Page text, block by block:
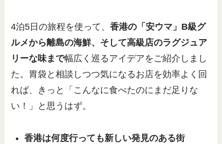
4泊5日の旅程を使って、香港の「安ウマ」B級グ
ルメから離島の海鮮、そして高級店のラグジュア
リーな味まで幅広く巡るアイデアをご紹介しまし
た。胃袋と相談しつつ気になるお店を効率よく回
れば、きっと「こんなに食べたのにまだ足りな
い！」と思うはず。
香港は何度行っても新しい発見のある街